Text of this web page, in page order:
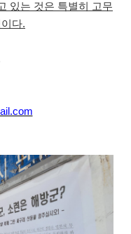
있는 것은 특별히 고무
다.